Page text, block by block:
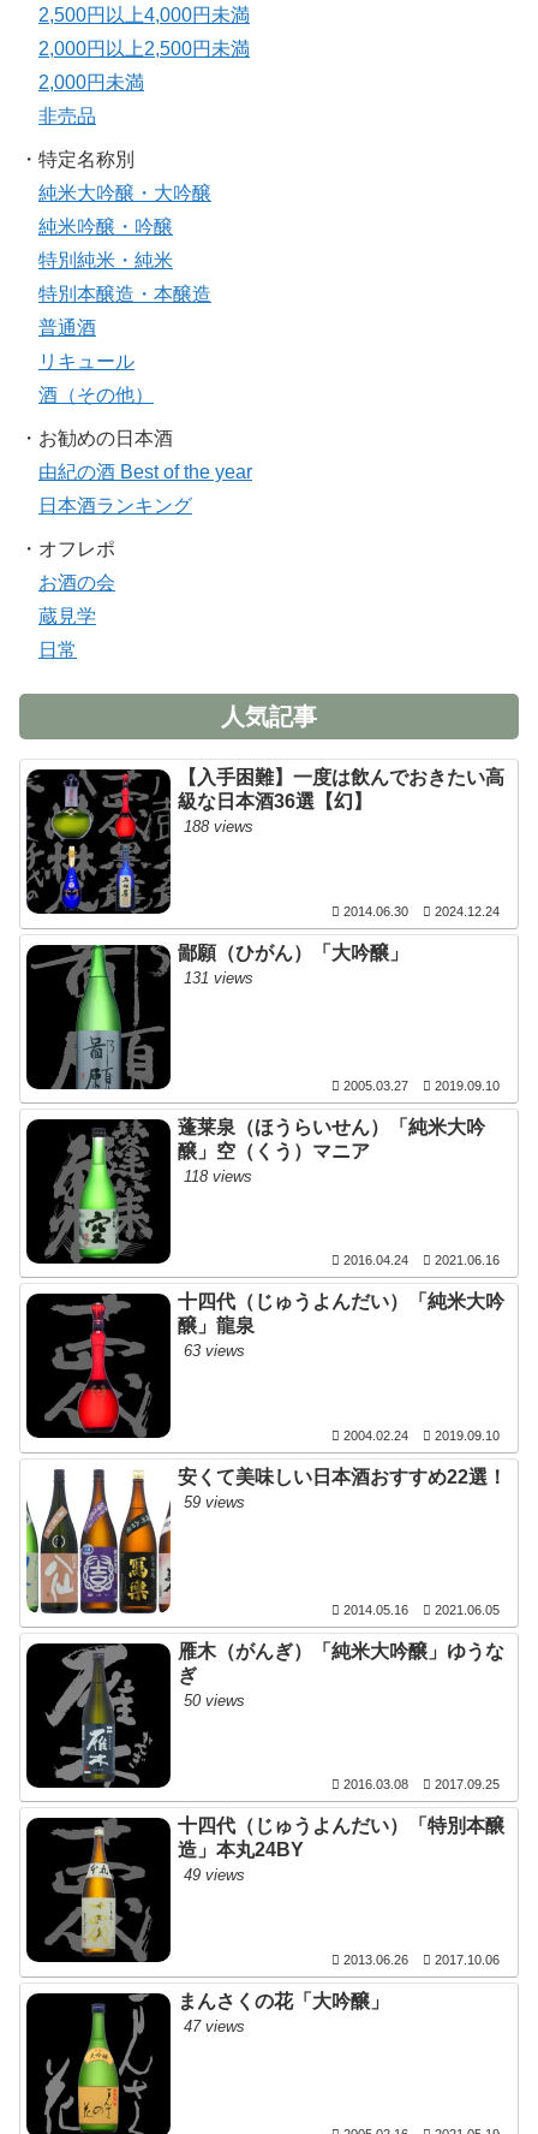
2,500円以上4,000円未満
2,000円以上2,500円未満
2,000円未満
非売品
・特定名称別
純米大吟醸・大吟醸
純米吟醸・吟醸
特別純米・純米
特別本醸造・本醸造
普通酒
リキュール
酒（その他）
・お勧めの日本酒
由紀の酒 Best of the year
日本酒ランキング
・オフレポ
お酒の会
蔵見学
日常
人気記事
【入手困難】一度は飲んでおきたい高
級な日本酒36選【幻】
188 views
2014.06.30 2024.12.24
鄙願（ひがん）「大吟醸」
131 views
2005.03.27 2019.09.10
蓬莱泉（ほうらいせん）「純米大吟
醸」空（くう）マニア
118 views
2016.04.24 2021.06.16
十四代（じゅうよんだい）「純米大吟
醸」龍泉
63 views
2004.02.24 2019.09.10
安くて美味しい日本酒おすすめ22選！
59 views
2014.05.16 2021.06.05
雁木（がんぎ）「純米大吟醸」ゆうな
ぎ
50 views
2016.03.08 2017.09.25
十四代（じゅうよんだい）「特別本醸
造」本丸24BY
49 views
2013.06.26 2017.10.06
まんさくの花「大吟醸」
47 views